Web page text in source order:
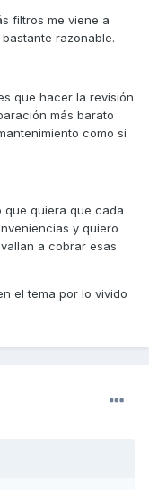
filtros me viene a
razonable.
que hacer la revisión
más barato
como si
que quiera que cada
y quiero
a cobrar esas
el tema por lo vivido